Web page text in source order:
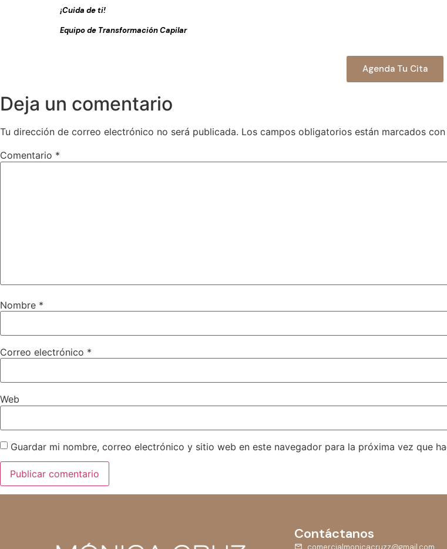
¡Cuida de ti!
Equipo de Transformación Capilar
Agenda Tu Cita
Deja un comentario
Tu dirección de correo electrónico no será publicada. Los campos obligatorios están marcados con
Comentario *
Nombre *
Correo electrónico *
Web
Guardar mi nombre, correo electrónico y sitio web en este navegador para la próxima vez que
Contáctanos
comercialmonicacruzz@gmail.com